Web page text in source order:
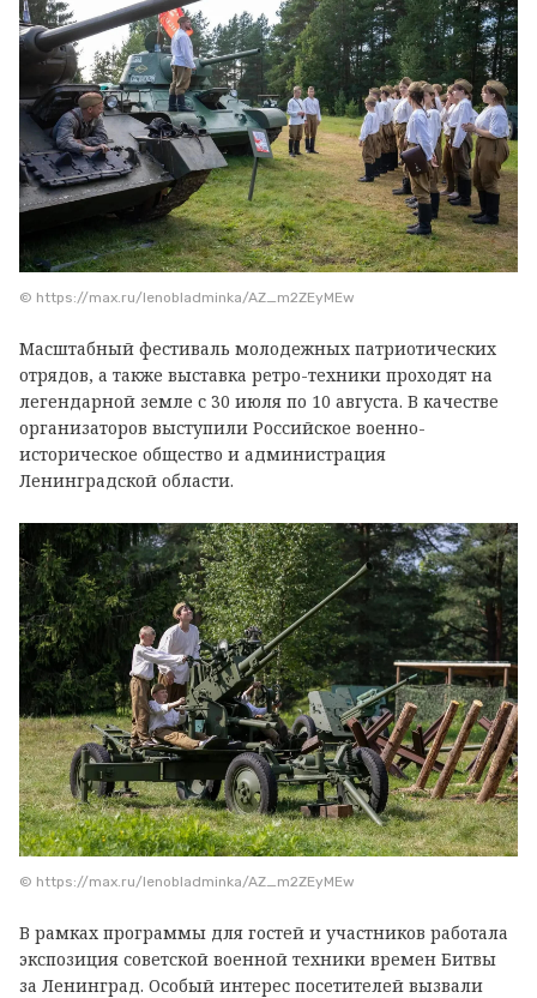
© https://max.ru/lenobladminka/AZ_m2ZEyMEw
Масштабный фестиваль молодежных патриотических
отрядов, а также выставка ретро-техники проходят на
легендарной земле с 30 июля по 10 августа. В качестве
организаторов выступили Российское военно-
историческое общество и администрация
Ленинградской области.
© https://max.ru/lenobladminka/AZ_m2ZEyMEw
В рамках программы для гостей и участников работала
экспозиция советской военной техники времен Битвы
за Ленинград. Особый интерес посетителей вызвали